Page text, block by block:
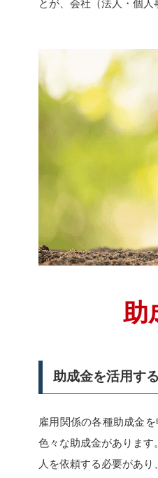
とが、会社（法人・個
助
助成金を活用す
雇用関係の各種助成金
色々な助成金がありま
人を依頼する必要があ